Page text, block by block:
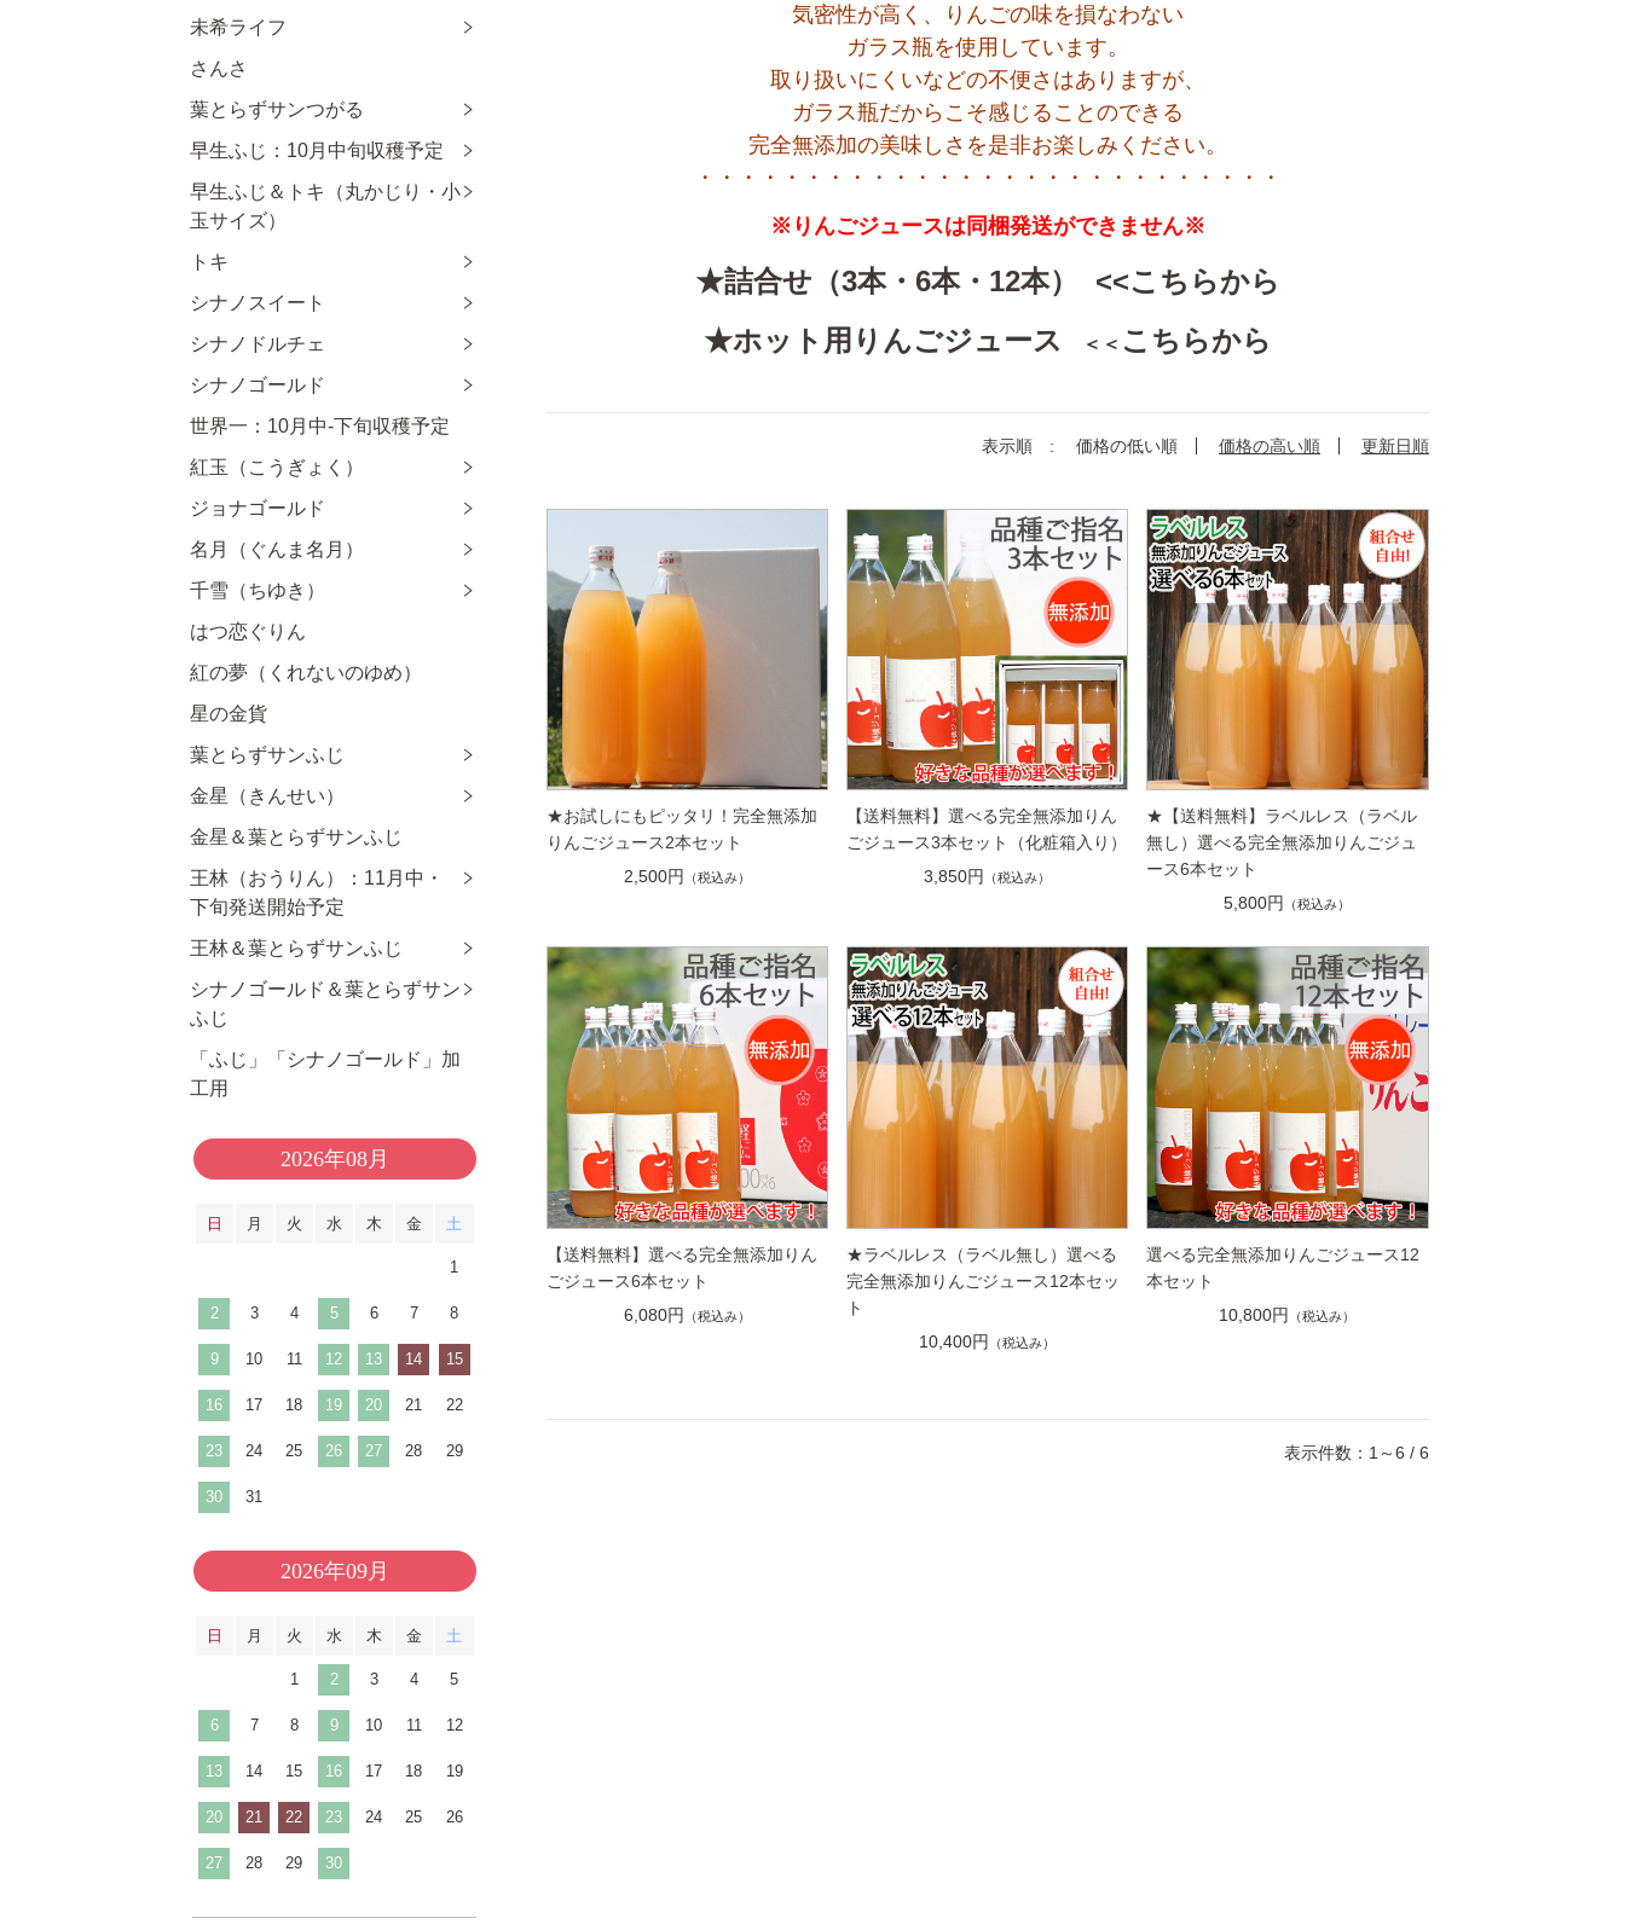
気密性が高く、りんごの味を損なわない
ガラス瓶を使用しています。
取り扱いにくいなどの不便さはありますが、
ガラス瓶だからこそ感じることのできる
完全無添加の美味しさを是非お楽しみください。
・・・・・・・・・・・・・・・・・・・・・・・・・・・
※りんごジュースは同梱発送ができません※
★詰合せ（3本・6本・12本） <<こちらから
★ホット用りんごジュース
＜＜ こちらから
表示順 : 価格の低い順 価格の高い順 更新日順
★お試しにもピッタリ！完全無添加
りんごジュース2本セット
2,500円
（税込み）
【送料無料】選べる完全無添加りん
ごジュース3本セット（化粧箱入り）
3,850円
（税込み）
★【送料無料】ラベルレス（ラベル
無し）選べる完全無添加りんごジュ
ース6本セット
5,800円
（税込み）
【送料無料】選べる完全無添加りん
ごジュース6本セット
6,080円
（税込み）
★ラベルレス（ラベル無し）選べる
完全無添加りんごジュース12本セッ
ト
10,400円
（税込み）
選べる完全無添加りんごジュース12
本セット
10,800円
（税込み）
表示件数：1～6 / 6
未希ライフ
さんさ
葉とらずサンつがる
早生ふじ：10月中旬収穫予定
早生ふじ＆トキ（丸かじり・小
玉サイズ）
トキ
シナノスイート
シナノドルチェ
シナノゴールド
世界一：10月中-下旬収穫予定
紅玉（こうぎょく）
ジョナゴールド
名月（ぐんま名月）
千雪（ちゆき）
はつ恋ぐりん
紅の夢（くれないのゆめ）
星の金貨
葉とらずサンふじ
金星（きんせい）
金星＆葉とらずサンふじ
王林（おうりん）：11月中・
下旬発送開始予定
王林＆葉とらずサンふじ
シナノゴールド＆葉とらずサン
ふじ
「ふじ」「シナノゴールド」加
工用
2026年08月
日 月 火 水 木 金 土
1
2 3 4 5 6 7 8
9 10 11 12 13 14 15
16 17 18 19 20 21 22
23 24 25 26 27 28 29
30 31
2026年09月
日 月 火 水 木 金 土
1 2 3 4 5
6 7 8 9 10 11 12
13 14 15 16 17 18 19
20 21 22 23 24 25 26
27 28 29 30